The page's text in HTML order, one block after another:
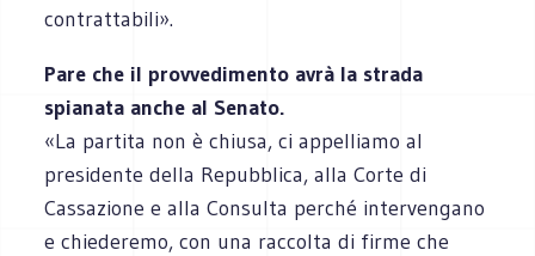
contrattabili».
Pare che il provvedimento avrà la strada
spianata anche al Senato.
«La partita non è chiusa, ci appelliamo al
presidente della Repubblica, alla Corte di
Cassazione e alla Consulta perché intervengano
e chiederemo, con una raccolta di firme che